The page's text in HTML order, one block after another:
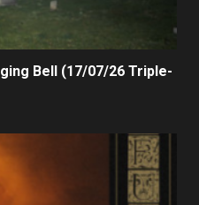
Bell (17/07/26 Triple-